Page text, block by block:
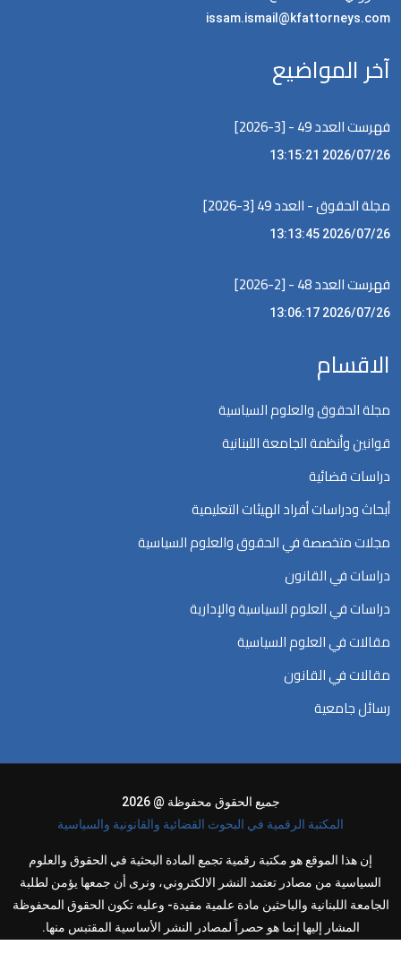
issam.ismail@kfattorneys.com
آخر المواضيع
فهرست العدد 49 - [3-2026]
2026/07/26 13:15:21
مجلة الحقوق - العدد 49 [3-2026]
2026/07/26 13:13:45
فهرست العدد 48 - [2-2026]
2026/07/26 13:06:17
الاقسام
مجلة الحقوق والعلوم السياسية
قوانين وأنظمة الجامعة اللبنانية
دراسات قضائية
أبحاث ودراسات أفراد الهيئات التعليمية
مجلات متخصصة في الحقوق والعلوم السياسية
دراسات في القانون
دراسات في العلوم السياسية والإدارية
مقالات في العلوم السياسية
مقالات في القانون
رسائل جامعية
جميع الحقوق محفوظة @ 2026
المكتبة الرقمية في البحوث القضائية والقانونية والسياسية
إن هذا الموقع هو مكتبة رقمية تجمع المادة البحثية في الحقوق والعلوم
السياسية من مصادر تعتمد النشر الالكتروني، ونرى أن جمعها يؤمن لطلبة
الجامعة اللبنانية والباحثين مادة علمية مفيدة- وعليه تكون الحقوق المحفوظة
المشار إليها إنما هو حصراً لمصادر النشر الأساسية المقتبس منها.